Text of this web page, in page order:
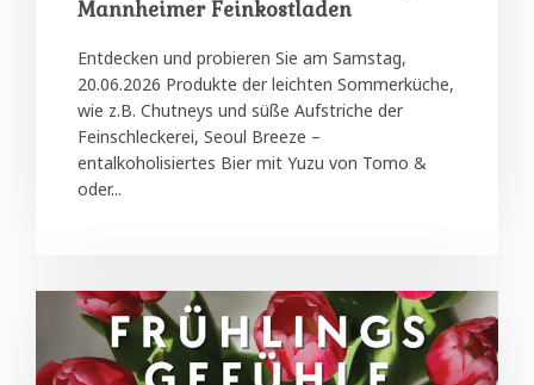
Mannheimer Feinkostladen
Entdecken und probieren Sie am Samstag,
20.06.2026 Produkte der leichten Sommerküche,
wie z.B. Chutneys und süße Aufstriche der
Feinschleckerei, Seoul Breeze –
entalkoholisiertes Bier mit Yuzu von Tomo &
oder...